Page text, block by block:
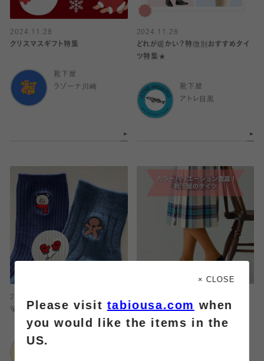
2024.11.28
クリスマスギフト特集
靴下屋
ラゾーナ川崎
2024.11.28
どれが暖かい？特徴別おすすめタイ
ツ特集★
靴下屋
アトレ目黒
2024.11.28
🐻‍❄️冬限定刺繍🧦
カラーバリエーション豊富！靴下屋
のタイツ♡
× CLOSE
Please visittabiousa.com when
you would like the items in the
US.